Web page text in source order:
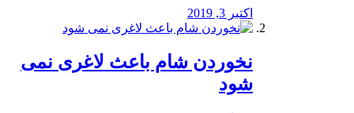
اکتبر 3, 2019
نخوردن شام باعث لاغری نمی
‌شود